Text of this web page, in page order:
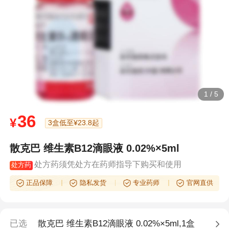
1 / 5
¥36 3盒低至¥23.8起
散克巴 维生素B12滴眼液 0.02%×5ml
处方药 处方药须凭处方在药师指导下购买和使用
正品保障 隐私发货 专业药师 官网直供
已选 散克巴 维生素B12滴眼液 0.02%×5ml,1盒